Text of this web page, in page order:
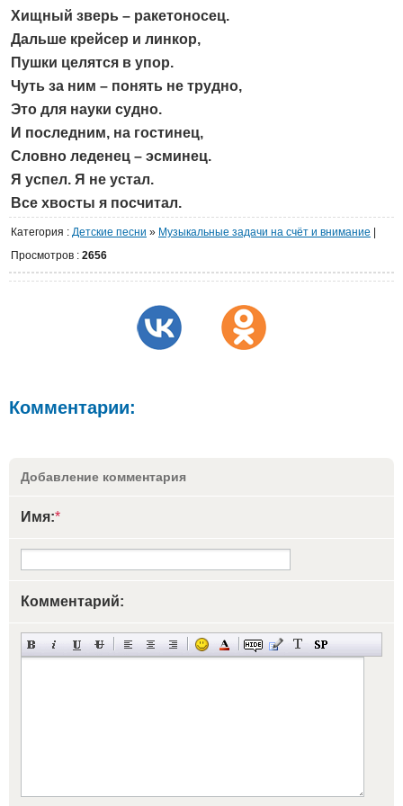
Хищный зверь – ракетоносец.
Дальше крейсер и линкор,
Пушки целятся в упор.
Чуть за ним – понять не трудно,
Это для науки судно.
И последним, на гостинец,
Словно леденец – эсминец.
Я успел. Я не устал.
Все хвосты я посчитал.
Категория : Детские песни » Музыкальные задачи на счёт и внимание
Просмотров : 2656
Комментарии:
Добавление комментария
Имя:*
Комментарий: